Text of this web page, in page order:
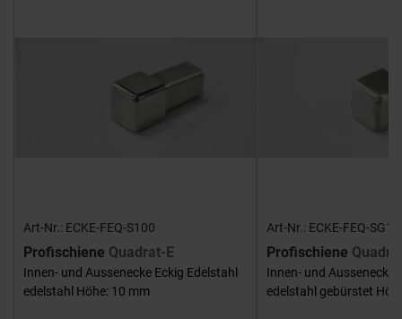
Art-Nr.: ECKE-FEQ-S100
Profischiene Quadrat-E
Innen- und Aussenecke Eckig Edelstahl
edelstahl Höhe: 10 mm
Art-Nr.: ECKE-FEQ-
Profischiene
Innen- und Aussenecke
edelstahl gebürstet